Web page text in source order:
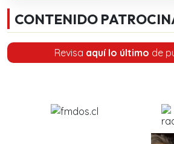
CONTENIDO
Revisa aquí lo último de